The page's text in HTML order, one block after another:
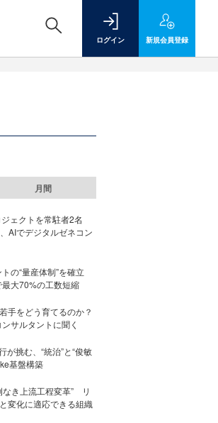
ログイン 新規会員登録
月間
ェクトを常駐者2名
AIでデジタルゼネコン
の“量産体制”を確立
大70%の工数短縮
手をどう育てるのか？
サルタントに聞く
が挑む、“統治”と“俊敏
基盤構築
なき上流工程変革” リ
変化に適応できる組織